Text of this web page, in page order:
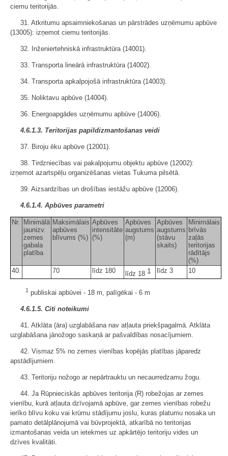
ciemu teritorijās.
31. Atkritumu apsaimniekošanas un pārstrādes uzņēmumu apbūve
(13005): izņemot ciemu teritorijās.
32. Inženiertehniskā infrastruktūra (14001).
33. Transporta lineārā infrastruktūra (14002).
34. Transporta apkalpojošā infrastruktūra (14003).
35. Noliktavu apbūve (14004).
36. Energoapgādes uzņēmumu apbūve (14006).
4.6.1.3. Teritorijas papildizmantošanas veidi
37. Biroju ēku apbūve (12001).
38. Tirdzniecības vai pakalpojumu objektu apbūve (12002):
izņemot azartspēļu organizēšanas vietas Tukuma pilsētā.
39. Aizsardzības un drošības iestāžu apbūve (12006).
4.6.1.4. Apbūves parametri
Nr.
Minimālā
jaunizv.
zemes
gabala
platība
Maksimālais
apbūves
blīvums (%)
Apbūves
intensitāte
(%)
Apbūves
augstums
(m)
Apbūves
augstums
(stāvu
skaits)
Minimālais
brīvās
zaļās
teritorijas
rādītājs
(%)
40.
70 līdz 180 līdz 18 1 līdz 3 10
1 publiskai apbūvei - 18 m, palīgēkai - 6 m
4.6.1.5. Citi noteikumi
41. Atklāta (āra) uzglabāšana nav atļauta priekšpagalmā. Atklāta
uzglabāšana jānožogo saskaņā ar pašvaldības nosacījumiem.
42. Vismaz 5% no zemes vienības kopējās platības jāparedz
apstādījumiem.
43. Teritoriju nožogo ar nepārtrauktu un necaurredzamu žogu.
44. Ja Rūpnieciskās apbūves teritorija (R) robežojas ar zemes
vienību, kurā atļauta dzīvojamā apbūve, gar zemes vienības robežu
ierīko blīvu koku vai krūmu stādījumu joslu, kuras platumu nosaka un
pamato detālplānojumā vai būvprojektā, atkarībā no teritorijas
izmantošanas veida un ietekmes uz apkārtējo teritoriju vides un
dzīves kvalitāti.